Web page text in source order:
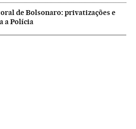
de Bolsonaro: privatizações e
a Polícia